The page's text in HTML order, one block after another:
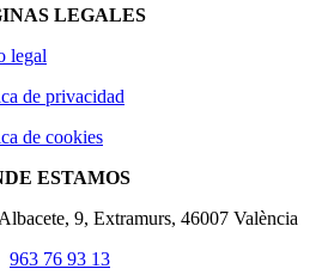
LEGALES
legal
de privacidad
de cookies
ESTAMOS
9, Extramurs, 46007 València
963 76 93 13